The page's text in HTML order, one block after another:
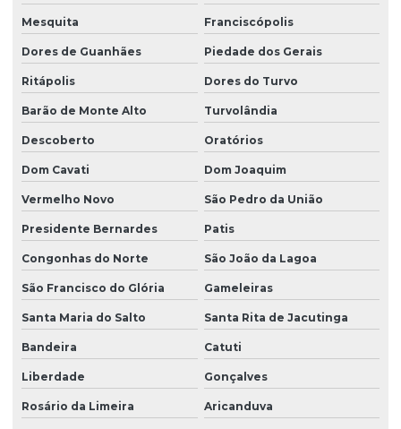
Mesquita Franciscópolis
Dores de Guanhães Piedade dos Gerais
Ritápolis Dores do Turvo
Barão de Monte Alto Turvolândia
Descoberto Oratórios
Dom Cavati Dom Joaquim
Vermelho Novo São Pedro da União
Presidente Bernardes Patis
Congonhas do Norte São João da Lagoa
São Francisco do Glória Gameleiras
Santa Maria do Salto Santa Rita de Jacutinga
Bandeira Catuti
Liberdade Gonçalves
Rosário da Limeira Aricanduva